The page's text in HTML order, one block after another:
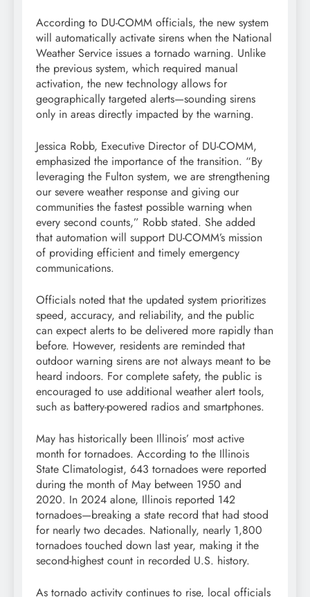
According to DU-COMM officials, the new system
will automatically activate sirens when the National
Weather Service issues a tornado warning. Unlike
the previous system, which required manual
activation, the new technology allows for
geographically targeted alerts—sounding sirens
only in areas directly impacted by the warning.
Jessica Robb, Executive Director of DU-COMM,
emphasized the importance of the transition. “By
leveraging the Fulton system, we are strengthening
our severe weather response and giving our
communities the fastest possible warning when
every second counts,” Robb stated. She added
that automation will support DU-COMM’s mission
of providing efficient and timely emergency
communications.
Officials noted that the updated system prioritizes
speed, accuracy, and reliability, and the public
can expect alerts to be delivered more rapidly than
before. However, residents are reminded that
outdoor warning sirens are not always meant to be
heard indoors. For complete safety, the public is
encouraged to use additional weather alert tools,
such as battery-powered radios and smartphones.
May has historically been Illinois’ most active
month for tornadoes. According to the Illinois
State Climatologist, 643 tornadoes were reported
during the month of May between 1950 and
2020. In 2024 alone, Illinois reported 142
tornadoes—breaking a state record that had stood
for nearly two decades. Nationally, nearly 1,800
tornadoes touched down last year, making it the
second-highest count in recorded U.S. history.
As tornado activity continues to rise, local officials